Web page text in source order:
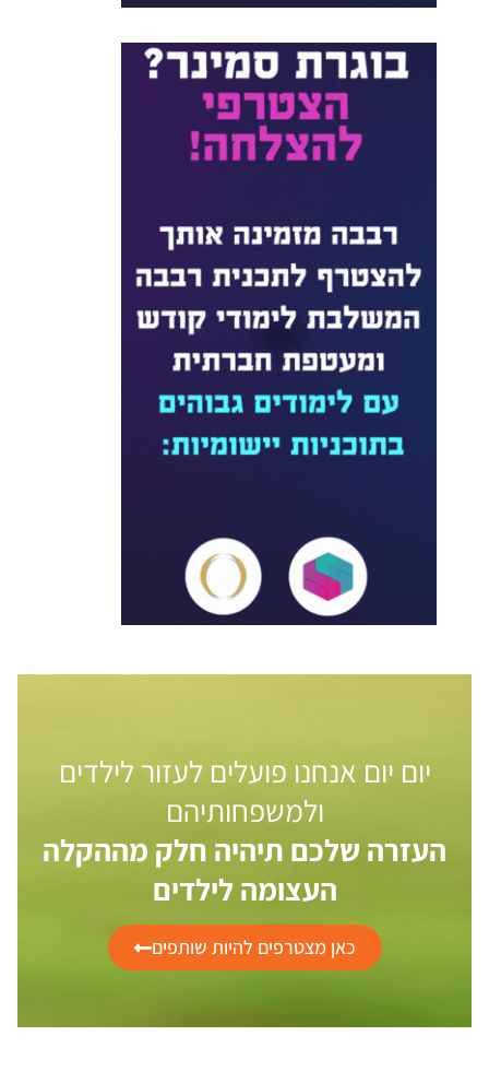
יום יום אנחנו פועלים לעזור לילדים
ולמשפחותיהם
העזרה שלכם תיהיה חלק מההקלה
העצומה לילדים
כאן מצטרפים להיות שותפים